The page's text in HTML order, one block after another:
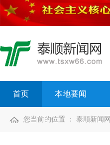
首页 本地要闻
您当前的位置 ： 泰顺新闻网